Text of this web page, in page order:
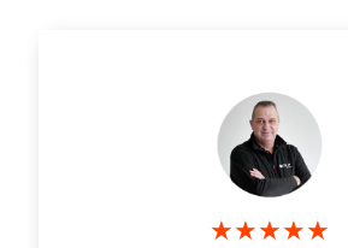
★★★★★